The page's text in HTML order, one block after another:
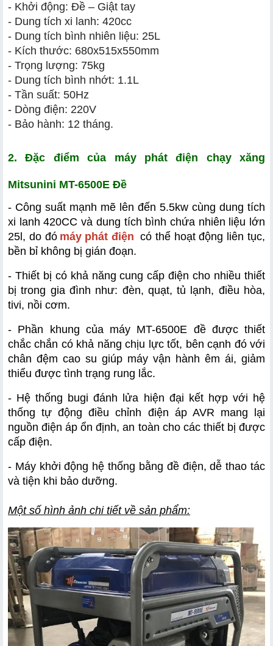
- Khởi động: Đề – Giật tay
- Dung tích xi lanh: 420cc
- Dung tích bình nhiên liệu: 25L
- Kích thước: 680x515x550mm
- Trọng lượng: 75kg
- Dung tích bình nhớt: 1.1L
- Tần suất: 50Hz
- Dòng điện: 220V
​​- Bảo hành: 12 tháng.
2. Đặc điểm của máy phát điện chạy xăng
Mitsunini MT-6500E Đề
- Công suất mạnh mẽ lên đến 5.5kw cùng dung tích
xi lanh 420CC và dung tích bình chứa nhiên liệu lớn
25l, do đó máy phát điện có thể hoạt động liên tục,
bền bỉ không bị gián đoạn.
- Thiết bị có khả năng cung cấp điện cho nhiều thiết
bị trong gia đình như: đèn, quạt, tủ lạnh, điều hòa,
tivi, nồi cơm.
- Phần khung của máy MT-6500E đề được thiết
chắc chắn có khả năng chịu lực tốt, bên cạnh đó với
chân đệm cao su giúp máy vận hành êm ái, giảm
thiểu được tình trạng rung lắc.
- Hệ thống bugi đánh lửa hiện đại kết hợp với hệ
thống tự động điều chỉnh điện áp AVR mang lại
nguồn điện áp ổn định, an toàn cho các thiết bị được
cấp điện.
- Máy khởi động hệ thống bằng đề điện, dễ thao tác
và tiện khi bảo dưỡng.
Một số hình ảnh chi tiết về sản phẩm: